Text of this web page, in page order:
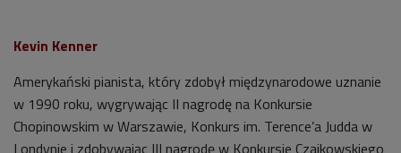
Kevin Kenner
Amerykański pianista, który zdobył międzynarodowe uznanie
w 1990 roku, wygrywając II nagrodę na Konkursie
Chopinowskim w Warszawie, Konkurs im. Terence’a Judda w
Londynie i zdobywając III nagrodę w Konkursie Czajkowskiego